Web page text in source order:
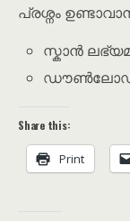
പ്രശ്നം
സ്കാൻ
ഡൗൺലോഡ്
Share this:
Print